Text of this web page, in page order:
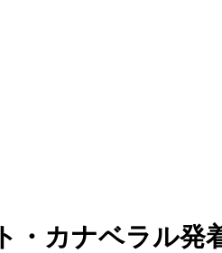
・カナベラル発